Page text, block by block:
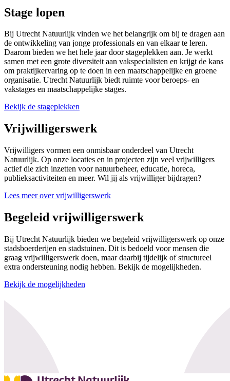
Stage lopen
Bij Utrecht Natuurlijk vinden we het belangrijk om bij te dragen aan
de ontwikkeling van jonge professionals en van elkaar te leren.
Daarom bieden we het hele jaar door stageplekken aan. Je werkt
samen met een grote diversiteit aan vakspecialisten en krijgt de kans
om praktijkervaring op te doen in een maatschappelijke en groene
organisatie. Utrecht Natuurlijk biedt ruimte voor beroeps- en
vakstages en maatschappelijke stages.
Bekijk de stageplekken
Vrijwilligerswerk
Vrijwilligers vormen een onmisbaar onderdeel van Utrecht
Natuurlijk. Op onze locaties en in projecten zijn veel vrijwilligers
actief die zich inzetten voor natuurbeheer, educatie, horeca,
publieksactiviteiten en meer. Wil jij als vrijwilliger bijdragen?
Lees meer over vrijwilligerswerk
Begeleid vrijwilligerswerk
Bij Utrecht Natuurlijk bieden we begeleid vrijwilligerswerk op onze
stadsboerderijen en stadstuinen. Dit is bedoeld voor mensen die
graag vrijwilligerswerk doen, maar daarbij tijdelijk of structureel
extra ondersteuning nodig hebben. Bekijk de mogelijkheden.
Bekijk de mogelijkheden